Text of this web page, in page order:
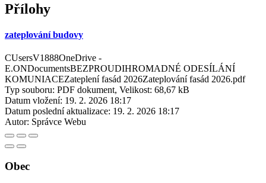
Přílohy
zateplování budovy
CUsersV1888OneDrive -
E.ONDocumentsBEZPROUDIHROMADNÉ ODESÍLÁNÍ
KOMUNIACEZateplení fasád 2026Zateplování fasád 2026.pdf
Typ souboru: PDF dokument, Velikost: 68,67 kB
Datum vložení: 19. 2. 2026 18:17
Datum poslední aktualizace: 19. 2. 2026 18:17
Autor: Správce Webu
Obec